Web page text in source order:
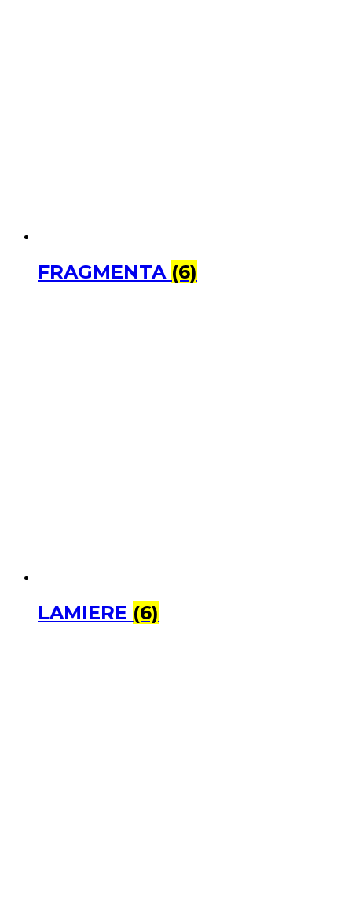
FRAGMENTA (6)
LAMIERE (6)